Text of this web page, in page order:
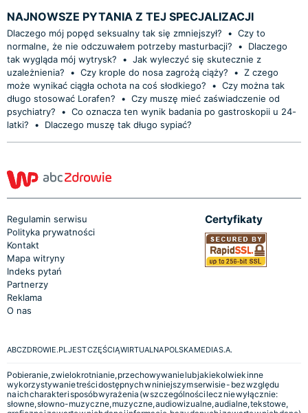
NAJNOWSZE PYTANIA Z TEJ SPECJALIZACJI
Dlaczego mój popęd seksualny tak się zmniejszył? • Czy to
normalne, że nie odczuwałem potrzeby masturbacji?
•
Dlaczego
tak wygląda mój wytrysk?
• Jak wyleczyć się skutecznie z
uzależnienia?
• Czy krople do nosa zagrożą ciąży? • Z czego
może wynikać ciągła ochota na coś słodkiego?
• Czy można tak
długo stosować Lorafen?
• Czy muszę mieć zaświadczenie od
psychiatry?
• Co oznacza ten wynik badania po gastroskopii u 24-
latki?
• Dlaczego muszę tak długo sypiać?
Regulamin serwisu
Polityka prywatności
Kontakt
Mapa witryny
Indeks pytań
Partnerzy
Reklama
O nas
Certyfikaty
ABCZDROWIE.PL JEST CZĘŚCIĄ WIRTUALNA POLSKA MEDIA S.A.
Pobieranie, zwielokrotnianie, przechowywanie lub jakiekolwiek inne
wykorzystywanie treści dostępnych w niniejszym serwisie - bez względu
na ich charakter i sposób wyrażenia (w szczególności lecz nie wyłącznie:
słowne, słowno-muzyczne, muzyczne, audiowizualne, audialne, tekstowe,